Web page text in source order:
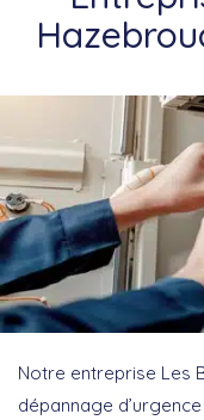
Notre entreprise Les
dépannage